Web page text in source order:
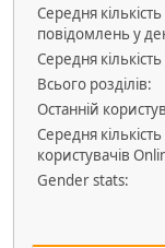
Середня кількість
повідомлень у
Середня
Всього розділів:
Останній
Середня кількість
користувачів
Gender stats: